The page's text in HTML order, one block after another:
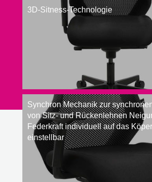
3D-Sitness-Technologie
Synchron Mechanik zur
von Sitz- und Rückenlehnen
Federkraft individuell auf das
einstellbar